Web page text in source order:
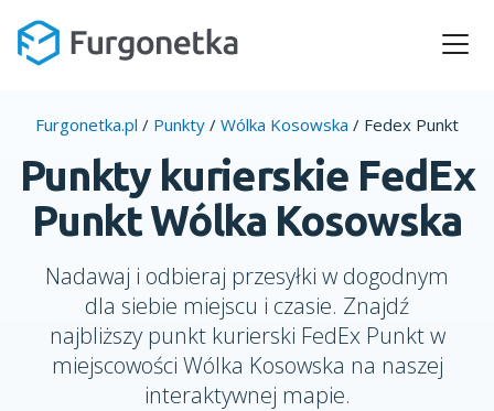
Furgonetka.pl / Punkty / Wólka Kosowska / Fedex Punkt
Punkty kurierskie FedEx
Punkt Wólka Kosowska
Nadawaj i odbieraj przesyłki w dogodnym
dla siebie miejscu i czasie. Znajdź
najbliższy punkt kurierski FedEx Punkt w
miejscowości Wólka Kosowska na naszej
interaktywnej mapie.